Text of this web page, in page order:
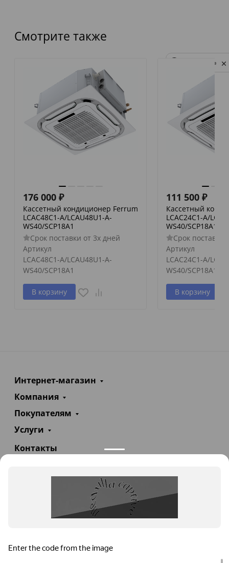
Смотрите также
176 000 ₽
Кассетный кондиционер Ferrum
LCAC48C1-A/LCAU48U1-A-
WS40/SCP18A1
Срок поставки от 3х дней
Артикул
LCAC48C1-A/LCAU48U1-A-
WS40/SCP18A1
В корзину
111 500 ₽
Кассетный
LCAC24C1-A/
WS40/SCP18A1
Срок поставки
Артикул
LCAC24C1-A/
WS40/SCP18A1
В корзину
Интернет-магазин
Компания
Покупателям
Услуги
Контакты
info@teploexpert.com
Пн—Сб 09:00 – 18:00
TeploExpert.com © 2008 - 2026 Оборудование для
Privacy notice